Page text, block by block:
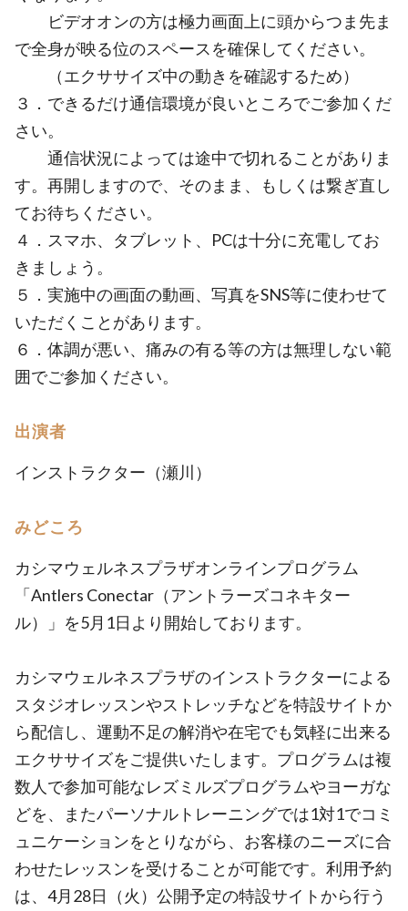
ビデオオンの方は極力画面上に頭からつま先ま
で全身が映る位のスペースを確保してください。
（エクササイズ中の動きを確認するため）
３．できるだけ通信環境が良いところでご参加くだ
さい。
通信状況によっては途中で切れることがありま
す。再開しますので、そのまま、もしくは繋ぎ直し
てお待ちください。
４．スマホ、タブレット、PCは十分に充電してお
きましょう。
５．実施中の画面の動画、写真をSNS等に使わせて
いただくことがあります。
６．体調が悪い、痛みの有る等の方は無理しない範
囲でご参加ください。
出演者
インストラクター（瀬川）
みどころ
カシマウェルネスプラザオンラインプログラム
「Antlers Conectar（アントラーズコネキター
ル）」を5月1日より開始しております。
カシマウェルネスプラザのインストラクターによる
スタジオレッスンやストレッチなどを特設サイトか
ら配信し、運動不足の解消や在宅でも気軽に出来る
エクササイズをご提供いたします。プログラムは複
数人で参加可能なレズミルズプログラムやヨーガな
どを、またパーソナルトレーニングでは1対1でコミ
ュニケーションをとりながら、お客様のニーズに合
わせたレッスンを受けることが可能です。利用予約
は、4月28日（火）公開予定の特設サイトから行う